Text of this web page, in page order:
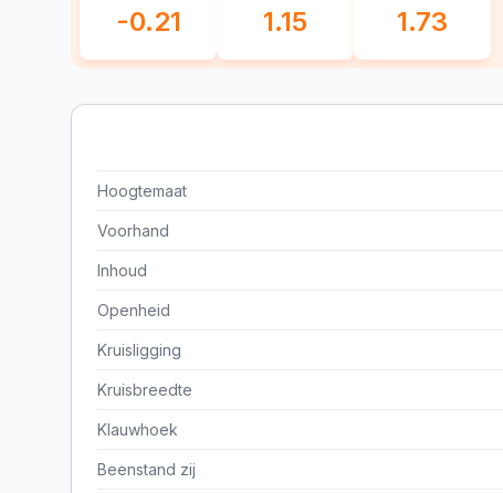
-0.21 1.15 1.73
Hoogtemaat
Voorhand
Inhoud
Openheid
Kruisligging
Kruisbreedte
Klauwhoek
Beenstand zij